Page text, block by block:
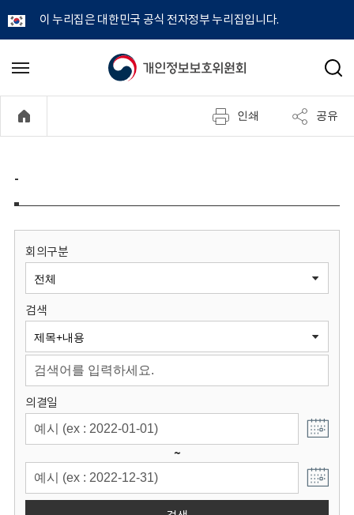
이 누리집은 대한민국 공식 전자정부 누리집입니다.
개
정
보
원
회
메
기
검
인쇄 공유
-
회의구분
검색
의결일
~